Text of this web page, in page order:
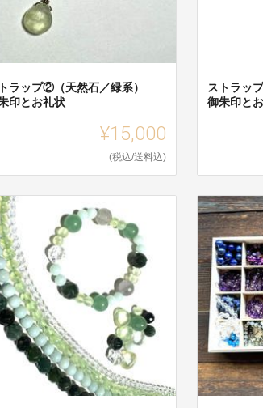
ラップ②（天然石／緑系）
印とお礼状
¥15,000
(税込/送料込)
ストラッ
御朱印と